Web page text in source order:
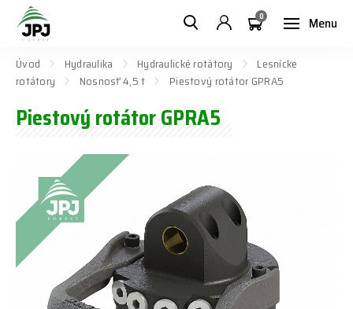
Menu
0
Úvod Hydraulika Hydraulické rotátory
Lesnícke
rotátory
Nosnosť 4,5 t Piestový rotátor GPRA5
Piestový rotátor GPRA5